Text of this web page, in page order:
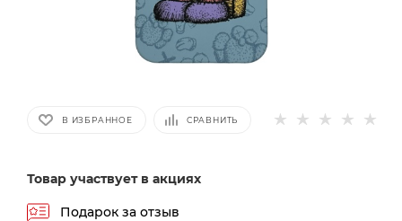
В ИЗБРАННОЕ СРАВНИТЬ
Товар участвует в акциях
Подарок за отзыв